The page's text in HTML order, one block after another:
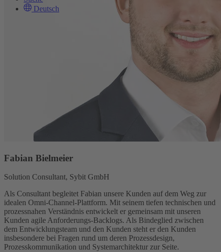
Deutsch
Fabian Bielmeier
Solution Consultant, Sybit GmbH
Als Consultant begleitet Fabian unsere Kunden auf dem Weg zur
idealen Omni-Channel-Plattform. Mit seinem tiefen technischen und
prozessnahen Verständnis entwickelt er gemeinsam mit unseren
Kunden agile Anforderungs-Backlogs. Als Bindeglied zwischen
dem Entwicklungsteam und den Kunden steht er den Kunden
insbesondere bei Fragen rund um deren Prozessdesign,
Prozesskommunikation und Systemarchitektur zur Seite.